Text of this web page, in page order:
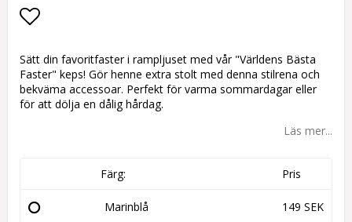
Sätt din favoritfaster i rampljuset med vår "Världens Bästa
Faster" keps! Gör henne extra stolt med denna stilrena och
bekväma accessoar. Perfekt för varma sommardagar eller
för att dölja en dålig hårdag.
Läs mer...
Färg: Pris
Marinblå 149 SEK